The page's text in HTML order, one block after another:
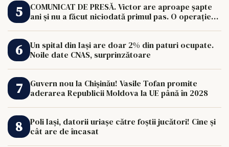
COMUNICAT DE PRESĂ. Victor are aproape șapte
ani și nu a făcut niciodată primul pas. O operație
Un spital din Iași are doar 2% din paturi ocupate.
Noile date CNAS, surprinzătoare
Guvern nou la Chișinău! Vasile Tofan promite
aderarea Republicii Moldova la UE până în 2028
Poli Iași, datorii uriașe către foștii jucători! Cine și
cât are de încasat